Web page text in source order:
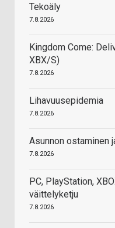
Tekoäly
7.8.2026
Kingdom Come:
XBX/S)
7.8.2026
Lihavuusepidemia
7.8.2026
Asunnon ostaminen
7.8.2026
PC, PlayStation,
väittelyketju
7.8.2026